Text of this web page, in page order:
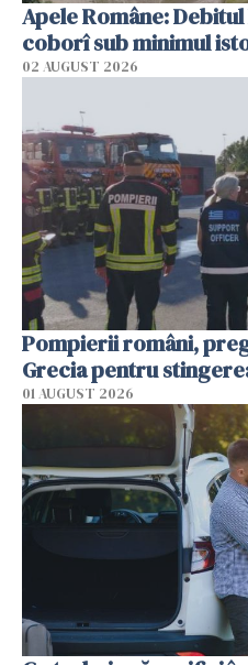
Apele Române:
coborî sub minimul
02 AUGUST 2026
Pompierii români,
Grecia pentru
01 AUGUST 2026